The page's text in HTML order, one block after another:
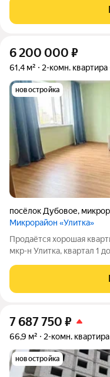
извещатели, окна ПВХ с
пластиковыми
6 200 000 ₽
61,4 м² 2-комн. квартира
новостройка
посёлок Дубовое,
Микрорайон «Улитка»
Продаётся хорошая
мкр-н Улитка, квартал 1
для себя пространство,
уютом и светом. Эта
7 687 750 ₽
66,9 м² 2-комн. квартира
новостройка